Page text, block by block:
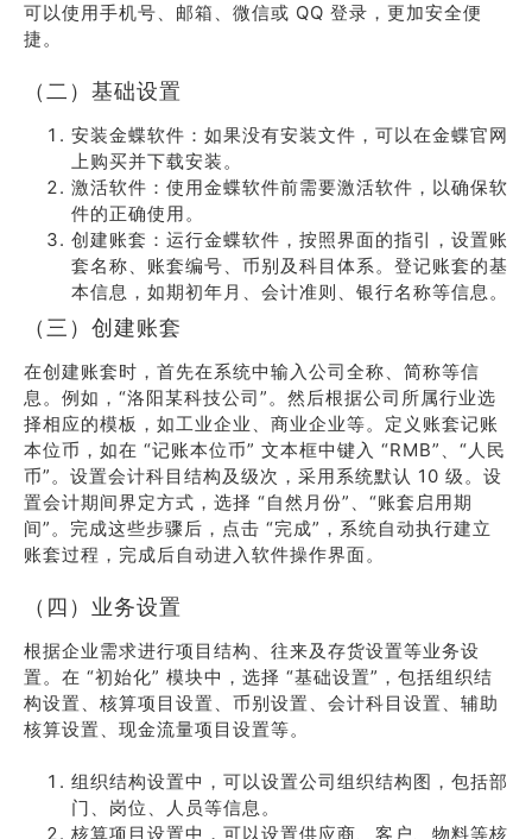
可以使用手机号、邮箱、微信或 QQ 登录，更加安全便
捷。
（二）基础设置
安装金蝶软件：如果没有安装文件，可以在金蝶官网
上购买并下载安装。
激活软件：使用金蝶软件前需要激活软件，以确保软
件的正确使用。
创建账套：运行金蝶软件，按照界面的指引，设置账
套名称、账套编号、币别及科目体系。登记账套的基
本信息，如期初年月、会计准则、银行名称等信息。
（三）创建账套
在创建账套时，首先在系统中输入公司全称、简称等信
息。例如，“洛阳某科技公司”。然后根据公司所属行业选
择相应的模板，如工业企业、商业企业等。定义账套记账
本位币，如在 “记账本位币” 文本框中键入 “RMB”、“人民
币”。设置会计科目结构及级次，采用系统默认 10 级。设
置会计期间界定方式，选择 “自然月份”、“账套启用期
间”。完成这些步骤后，点击 “完成”，系统自动执行建立
账套过程，完成后自动进入软件操作界面。
（四）业务设置
根据企业需求进行项目结构、往来及存货设置等业务设
置。在 “初始化” 模块中，选择 “基础设置”，包括组织结
构设置、核算项目设置、币别设置、会计科目设置、辅助
核算设置、现金流量项目设置等。
组织结构设置中，可以设置公司组织结构图，包括部
门、岗位、人员等信息。
核算项目设置中，可以设置供应商、客户、物料等核